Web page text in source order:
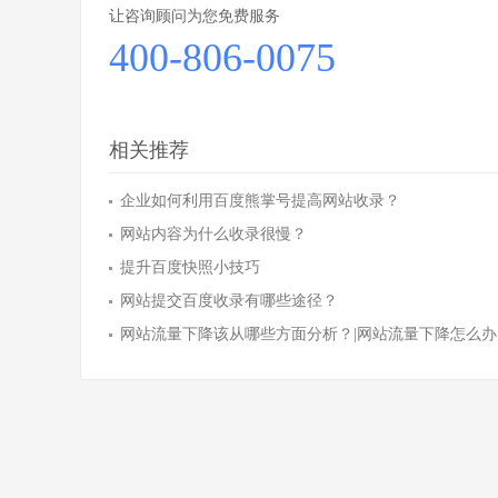
让咨询顾问为您免费服务
400-806-0075
相关推荐
企业如何利用百度熊掌号提高网站收录？
网站内容为什么收录很慢？
提升百度快照小技巧
网站提交百度收录有哪些途径？
网站流量下降该从哪些方面分析？|网站流量下降怎么